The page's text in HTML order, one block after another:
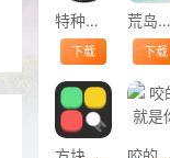
特种兵荒野吃鸡最新版
下载
荒岛木筏生存冒险2中文版
下载